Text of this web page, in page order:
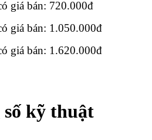
giá bán: 720.000đ
giá bán: 1.050.000đ
giá bán: 1.620.000đ
kỹ thuật